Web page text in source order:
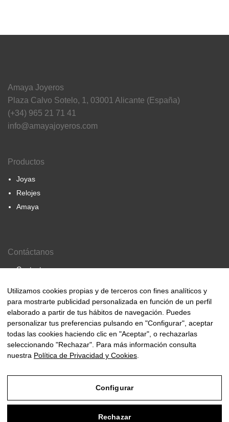
Amaya Joyeros
Plaza Calvo Sotelo, 1, 03001 Alicante (España)
(+34) 965 21 71 41
info@amayajoyeros.com
Productos
Joyas
Relojes
Amaya
Contáctanos
Contacto
© 2000-2024 Amaya Joyeros
Utilizamos cookies propias y de terceros con fines analíticos y
para mostrarte publicidad personalizada en función de un perfil
elaborado a partir de tus hábitos de navegación. Puedes
personalizar tus preferencias pulsando en "Configurar", aceptar
todas las cookies haciendo clic en "Aceptar", o rechazarlas
seleccionando "Rechazar". Para más información consulta
nuestra Política de Privacidad y Cookies
Configurar
Rechazar
Política de Privacidad y Cookies
Condiciones de compra